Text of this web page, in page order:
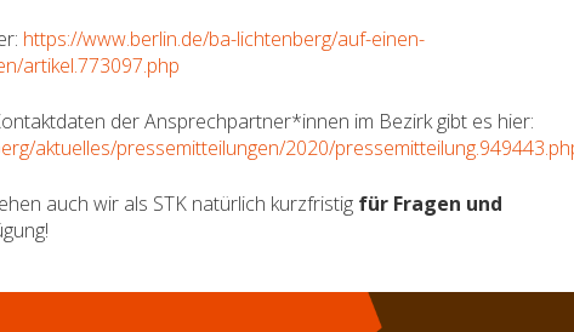
https://www.berlin.de/ba-lichtenberg/auf-einen-
artikel.773097.php
der Ansprechpartner*innen im Bezirk gibt es hier:
aktuelles/pressemitteilungen/2020/
auch wir als STK natürlich kurzfristig für Fragen und